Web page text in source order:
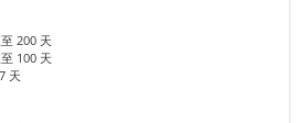
‌200 天‌
‌100 天‌
天‌